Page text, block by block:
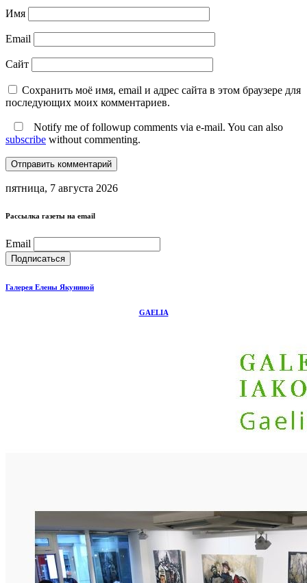
Имя
Email
Сайт
Сохранить моё имя, email и адрес сайта в этом браузере для
последующих моих комментариев.
Notify me of followup comments via e-mail. You can also
subscribe without commenting.
пятница, 7 августа 2026
Рассылка газеты на email
Email
Галерея Елены Якуниной
GAELIA